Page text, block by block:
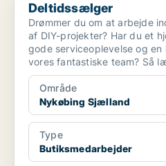
Deltidssælger
Drømmer du om at arbejde
af DIY-projekter? Har du et
gode serviceoplevelse og
vores fantastiske team? Så
Område
Nykøbing Sjælland
Type
Butiksmedarbejder